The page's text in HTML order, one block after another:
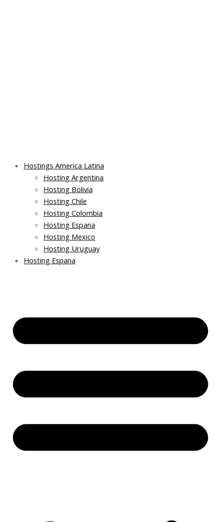
Hostings America Latina
Hosting Argentina
Hosting Bolivia
Hosting Chile
Hosting Colombia
Hosting Espana
Hosting Mexico
Hosting Uruguay
Hosting Espana